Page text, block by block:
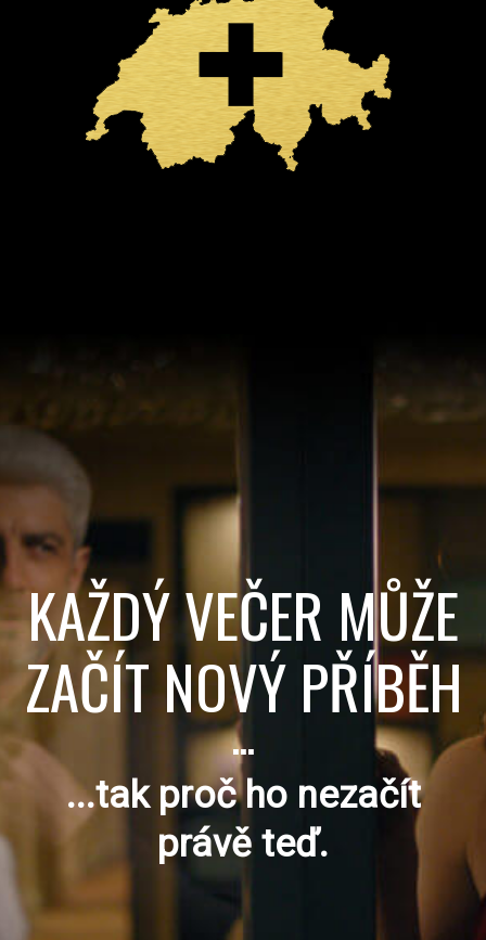
KAŽDÝ VEČER MŮŽE
ZAČÍT NOVÝ PŘÍBĚH
...
...tak proč ho nezačít
právě teď.